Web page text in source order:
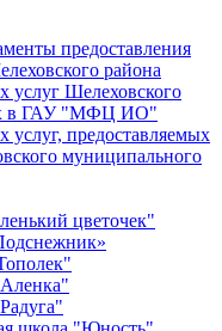
предоставления
района
услуг Шелеховского
в ГАУ "МФЦ ИО"
предоставляемых
муниципального
цветочек"